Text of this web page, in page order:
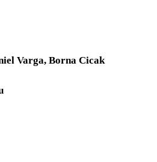
Varga, Borna Cicak